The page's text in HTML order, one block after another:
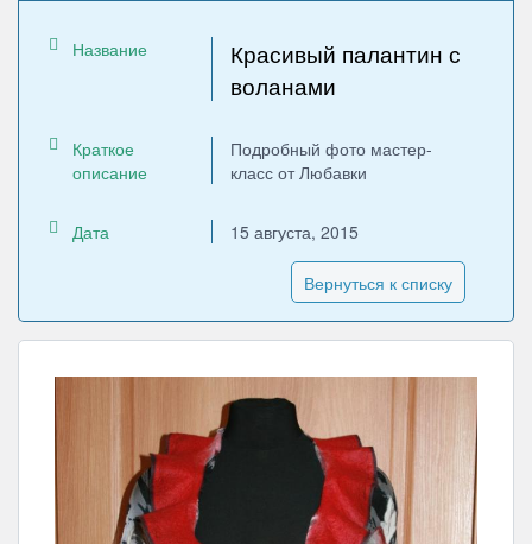
Название
Красивый палантин с
воланами
Краткое
описание
Подробный фото мастер-
класс от Любавки
Дата 15 августа, 2015
Вернуться к списку